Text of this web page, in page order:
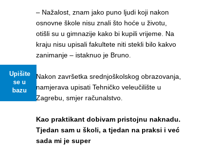
Upišite
se u
bazu
– Nažalost, znam jako puno ljudi koji nakon
osnovne škole nisu znali što hoće u životu,
otišli su u gimnazije kako bi kupili vrijeme. Na
kraju nisu upisali fakultete niti stekli bilo kakvo
zanimanje – istaknuo je Bruno.
Nakon završetka srednjoškolskog obrazovanja,
namjerava upisati Tehničko veleučilište u
Zagrebu, smjer računalstvo.
Kao praktikant dobivam pristojnu naknadu.
Tjedan sam u školi, a tjedan na praksi i već
sada mi je super